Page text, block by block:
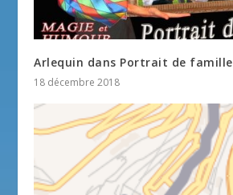
Arlequin dans Portrait de famille
18 décembre 2018